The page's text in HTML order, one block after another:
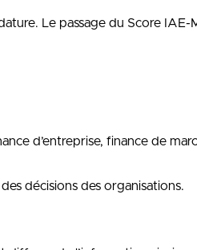
Le passage du Score IAE-
d’entreprise, finance de
décisions des organisations.